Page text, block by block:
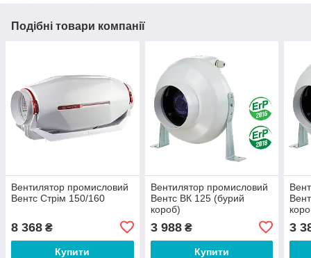
Подібні товари компанії
Вентилятор промисловий
Вентс Стрім 150/160
8 368 ₴
Купити
Вентилятор промисловий
Вентс ВК 125 (бурий
короб)
3 988₴
Купити
3